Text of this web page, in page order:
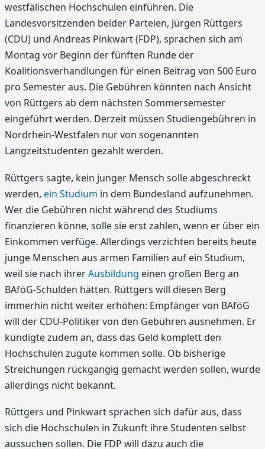
westfälischen Hochschulen einführen. Die
Landesvorsitzenden beider Parteien, Jürgen Rüttgers
(CDU) und Andreas Pinkwart (FDP), sprachen sich am
Montag vor Beginn der fünften Runde der
Koalitionsverhandlungen für einen Beitrag von 500 Euro
pro Semester aus. Die Gebühren könnten nach Ansicht
von Rüttgers ab dem nächsten Sommersemester
eingeführt werden. Derzeit müssen Studiengebühren in
Nordrhein-Westfalen nur von sogenannten
Langzeitstudenten gezahlt werden.
Rüttgers sagte, kein junger Mensch solle abgeschreckt
werden, ein Studium in dem Bundesland aufzunehmen.
Wer die Gebühren nicht während des Studiums
finanzieren könne, solle sie erst zahlen, wenn er über ein
Einkommen verfüge. Allerdings verzichten bereits heute
junge Menschen aus armen Familien auf ein Studium,
weil sie nach ihrerAusbildung einen großen Berg an
BAföG-Schulden hätten. Rüttgers will diesen Berg
immerhin nicht weiter erhöhen: Empfänger von BAföG
will der CDU-Politiker von den Gebühren ausnehmen. Er
kündigte zudem an, dass das Geld komplett den
Hochschulen zugute kommen solle. Ob bisherige
Streichungen rückgängig gemacht werden sollen, wurde
allerdings nicht bekannt.
Rüttgers und Pinkwart sprachen sich dafür aus, dass
sich die Hochschulen in Zukunft ihre Studenten selbst
aussuchen sollen. Die FDP will dazu auch die